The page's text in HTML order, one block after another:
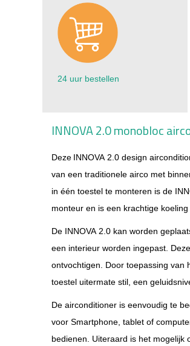
24 uur bestellen
INNOVA 2.0 monobloc
Deze INNOVA 2.0 design
van een traditionele airco met
in één toestel te monteren is de
monteur en is een krachtige
De INNOVA 2.0 kan worden
een interieur worden ingepast.
ontvochtigen. Door toepassing van
toestel uitermate stil, een
De airconditioner is eenvoudig te
voor Smartphone, tablet of
bedienen. Uiteraard is het mogelijk